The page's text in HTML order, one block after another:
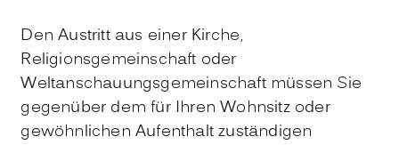
Den Austritt aus einer Kirche,
Religionsgemeinschaft oder
Weltanschauungsgemeinschaft müssen Sie
gegenüber dem für Ihren Wohnsitz oder
gewöhnlichen Aufenthalt zuständigen